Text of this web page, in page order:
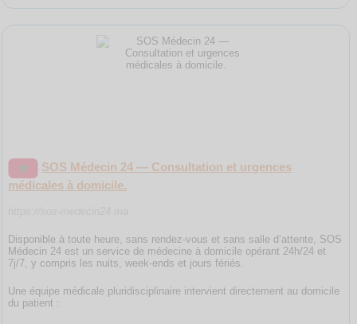
SOS Médecin 24 — Consultation et urgences
médicales à domicile.
Disponible à toute heure, sans rendez-vous et sans salle d’attente, SOS
Médecin 24 est un service de médecine à domicile opérant 24h/24 et
7j/7, y compris les nuits, week-ends et jours fériés.
Une équipe médicale pluridisciplinaire intervient directement au domicile
du patient :